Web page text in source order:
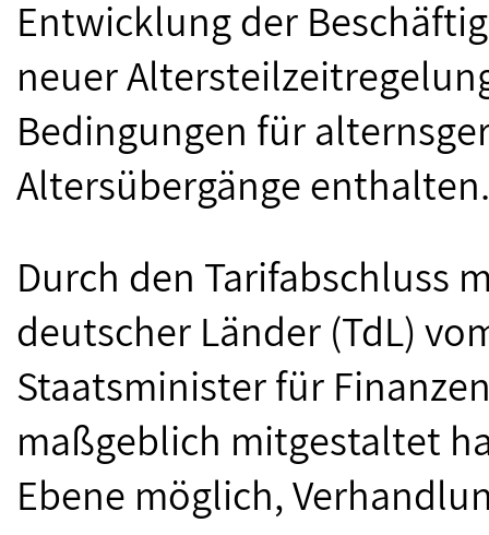
Entwicklung der
neuer
Bedingungen für
Altersübergänge enthalten.
Durch den Tarifabschluss
deutscher Länder (TdL)
Staatsminister für
maßgeblich mitgestaltet
Ebene möglich,